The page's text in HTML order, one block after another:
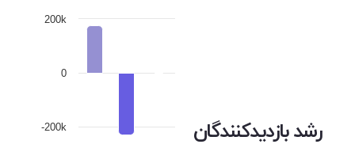
رشد بازدیدکنندگان -200k
0
200k